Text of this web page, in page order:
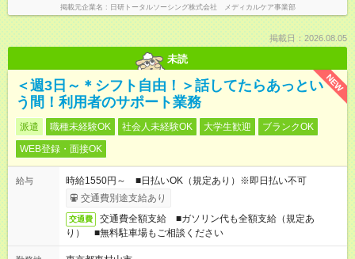
掲載元企業名 日研トータルソーシング株式会社 メディカルケア事業部
掲載日：2026.08.05
未読
NEW
＜週3日～＊シフト自由！＞話してたらあっとい
う間！利用者のサポート業務
派遣 職種未経験OK 社会人未経験OK 大学生歓迎
ブランクOK
WEB登録・面接OK
給与
時給1550円～ ■日払いOK（規定あり）※即日払い不可
交通費別途支給あり
交通費
交通費全額支給 ■ガソリン代も全額支給（規定あ
り） ■無料駐車場もご相談ください